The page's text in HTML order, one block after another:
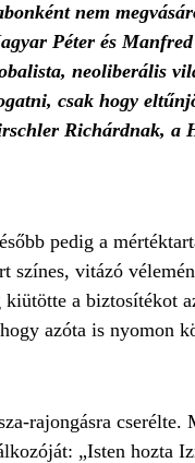
nem
Péter és
neoliberális
csak hogy
Richárdnak, a
pedig a
színes, vitázó
a biztosítékot
azóta is nyomon
rajongásra cserélte.
„Isten hozta